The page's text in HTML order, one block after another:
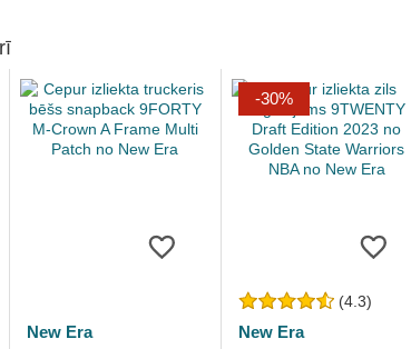
New Era
-30%
(4.3)
New Era